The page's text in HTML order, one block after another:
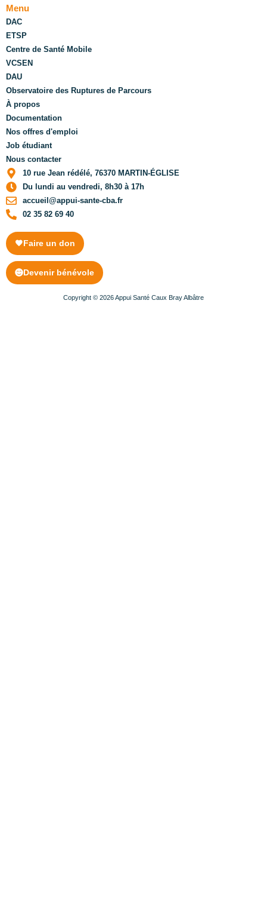
Menu
DAC
ETSP
Centre de Santé Mobile
VCSEN
DAU
Observatoire des Ruptures de Parcours
À propos
Documentation
Nos offres d'emploi
Job étudiant
Nous contacter
10 rue Jean rédélé, 76370 MARTIN-ÉGLISE
Du lundi au vendredi, 8h30 à 17h
accueil@appui-sante-cba.fr
02 35 82 69 40
Faire un don
Devenir bénévole
Copyright © 2026 Appui Santé Caux Bray Albâtre